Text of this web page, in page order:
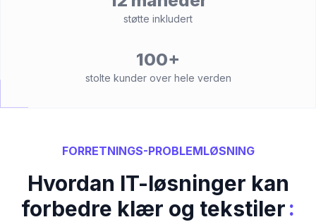
støtte inkludert
100+
stolte kunder over hele verden
FORRETNINGS-PROBLEMLØSNING
Hvordan IT-løsninger kan
forbedre klær og tekstiler: